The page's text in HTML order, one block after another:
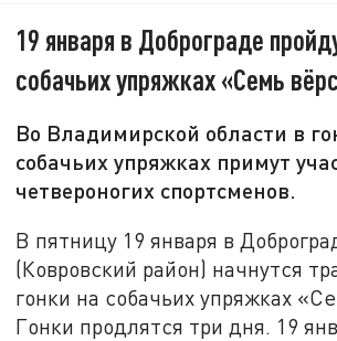
19 января в Доброграде
собачьих упряжках «Семь
Во Владимирской области в
собачьих упряжках примут
четвероногих спортсменов.
В пятницу 19 января в
(Ковровский район) начнутся
гонки на собачьих упряжках
Гонки продлятся три дня. 19